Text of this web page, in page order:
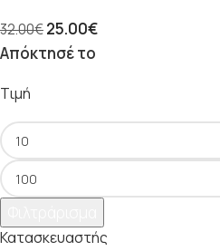
Τιμή
Κατασκευαστής
32.00€25.00€
Απόκτησέ το